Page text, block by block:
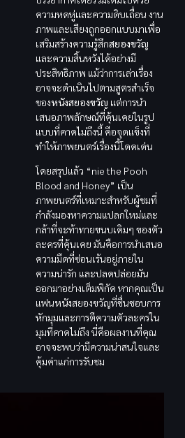
ความหดหู่และความดิบเถื่อน งาน
ภาพและเสียงถูกออกแบบมาเพื่อ
เสริมสร้างความรู้สึกสยองขวัญ
และความสิ้นหวังได้อย่างมี
ประสิทธิภาพ แม้ว่าการเล่าเรื่อง
อาจจะดำเนินไปตามสูตรสำเร็จ
ของหนังสยองขวัญ แต่การนำ
เสนอภาพลักษณ์ที่คุ้นเคยในรูป
แบบที่คาดไม่ถึงนี้ คือจุดแข็งที่
ทำให้ภาพยนตร์เรื่องนี้โดดเด่น
โดยสรุปแล้ว “nie the Pooh
Blood and Honey” เป็น
ภาพยนตร์ที่เหมาะสำหรับผู้ชมที่
กำลังมองหาความแปลกใหม่และ
กล้าที่จะท้าทายขนบเดิมๆ ของตัว
ละครที่คุ้นเคย มันคือการนำเสนอ
ความมืดที่ซ่อนเร้นอยู่ภายใน
ความน่ารัก และปลดปล่อยมัน
ออกมาอย่างเต็มพิกัด หากคุณเป็น
แฟนหนังสยองขวัญที่ชื่นชอบการ
หักมุมและการตีความตัวละครใน
มุมที่คาดไม่ถึง นี่คือผลงานที่คุณ
อาจจะพบว่ามีความน่าสนใจและ
คุ้มค่าแก่การรับชม